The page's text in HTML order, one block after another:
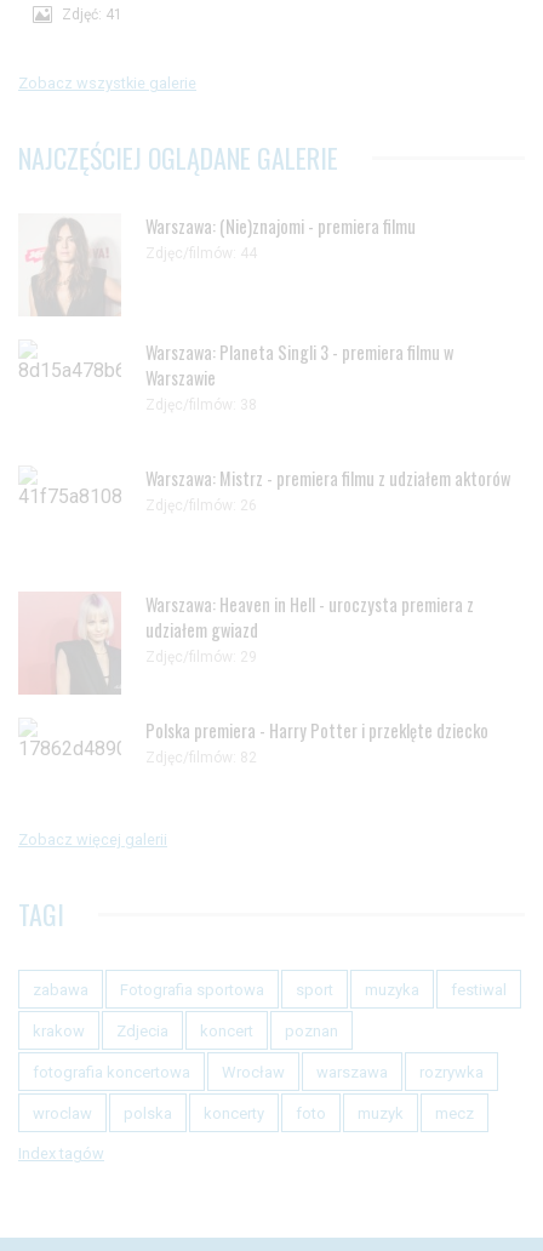
Zdjęć: 41
Zobacz wszystkie galerie
NAJCZĘŚCIEJ OGLĄDANE GALERIE
Warszawa: (Nie)znajomi - premiera filmu
Zdjęc/filmów: 44
Warszawa: Planeta Singli 3 - premiera filmu w
Warszawie
Zdjęc/filmów: 38
Warszawa: Mistrz - premiera filmu z udziałem aktorów
Zdjęc/filmów: 26
Warszawa: Heaven in Hell - uroczysta premiera z
udziałem gwiazd
Zdjęc/filmów: 29
Polska premiera - Harry Potter i przeklęte dziecko
Zdjęc/filmów: 82
Zobacz więcej galerii
TAGI
zabawa Fotografia sportowa sport muzyka festiwal
krakow Zdjecia koncert poznan
fotografia koncertowa Wrocław warszawa rozrywka
wroclaw polska koncerty foto muzyk mecz
Index tagów